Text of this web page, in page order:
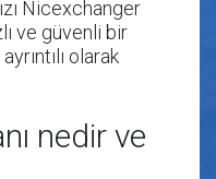
Nicexchanger
ve güvenli bir
olarak
nedir ve